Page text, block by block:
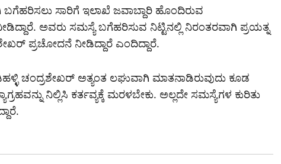
ಸಾರಿಗೆ ಇಲಾಖೆ ಜವಾಬ್ದಾರಿ ಹೊಂದಿರುವ
ಅವರು ಸಮಸ್ಯೆ ಬಗೆಹರಿಸುವ ನಿಟ್ಟಿನಲ್ಲಿ ನಿರಂತರವಾಗಿ ಪ್ರಯತ್ನ
ಪ್ರಚೋದನೆ ನೀಡಿದ್ದಾರೆ ಎಂದಿದ್ದಾರೆ.
ಚಂದ್ರಶೇಖರ್ ಅತ್ಯಂತ ಲಘುವಾಗಿ ಮಾತನಾಡಿರುವುದು ಕೂಡ
ನಿಲ್ಲಿಸಿ ಕರ್ತವ್ಯಕ್ಕೆ ಮರಳಬೇಕು. ಅಲ್ಲದೇ ಸಮಸ್ಯೆಗಳ ಕುರಿತು